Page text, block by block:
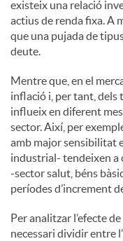
existeix una relació
actius de renda fixa. A
que una pujada de
deute.
Mentre que, en el
inflació i, per tant, dels
influeix en diferent
sector. Així, per
amb major sensibilitat
industrial- tendeixen a
-sector salut, béns
períodes d’increment
Per analitzar l’efecte
necessari dividir entre